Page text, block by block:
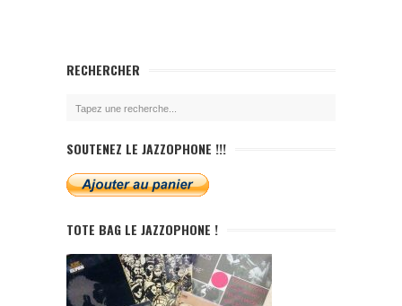
RECHERCHER
SOUTENEZ LE JAZZOPHONE !!!
TOTE BAG LE JAZZOPHONE !